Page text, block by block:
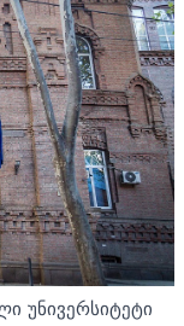
უნივერსიტეტი